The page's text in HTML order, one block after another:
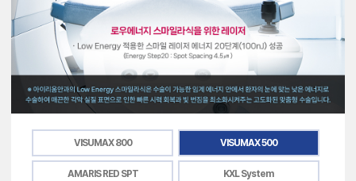
VISUMAX 800 VISUMAX 500
AMARIS RED SPT KXL System